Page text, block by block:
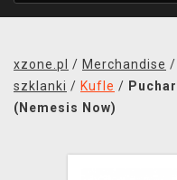
SOUNDTRACKI
xzone.pl / Merchandise /
szklanki / Kufle /
(Nemesis Now)